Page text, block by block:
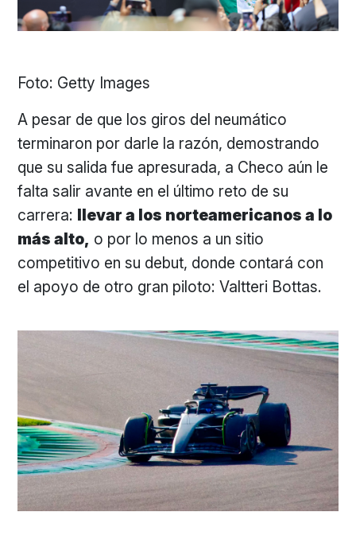
Foto: Getty Images
A pesar de que los giros del neumático
terminaron por darle la razón, demostrando
que su salida fue apresurada, a Checo aún le
falta salir avante en el último reto de su
carrera: llevar a los norteamericanos a lo
más alto, o por lo menos a un sitio
competitivo en su debut, donde contará con
el apoyo de otro gran piloto: Valtteri Bottas.